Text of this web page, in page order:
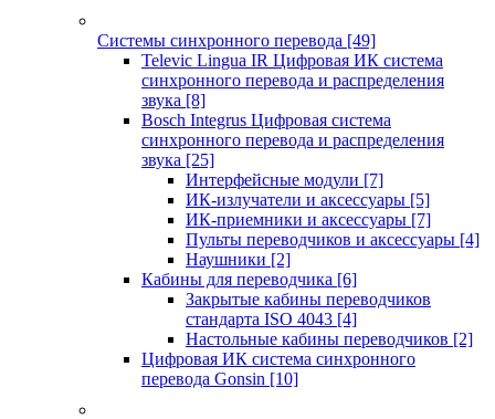
Системы синхронного перевода [49]
Televic Lingua IR Цифровая ИК система
синхронного перевода и распределения
звука [8]
Bosch Integrus Цифровая система
синхронного перевода и распределения
звука [25]
Интерфейсные модули [7]
ИК-излучатели и аксессуары [5]
ИК-приемники и аксессуары [7]
Пульты переводчиков и аксессуары [4]
Наушники [2]
Кабины для переводчика [6]
Закрытые кабины переводчиков
стандарта ISO 4043 [4]
Настольные кабины переводчиков [2]
Цифровая ИК система синхронного
перевода Gonsin [10]